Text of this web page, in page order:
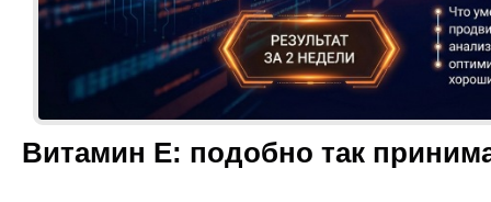
Витамин Е: подобно так